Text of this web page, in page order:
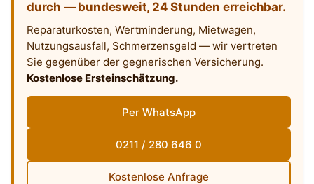
durch — bundesweit, 24 Stunden erreichbar.
Reparaturkosten, Wertminderung, Mietwagen,
Nutzungsausfall, Schmerzensgeld — wir vertreten
Sie gegenüber der gegnerischen Versicherung.
Kostenlose Ersteinschätzung.
Per WhatsApp
0211 / 280 646 0
Kostenlose Anfrage